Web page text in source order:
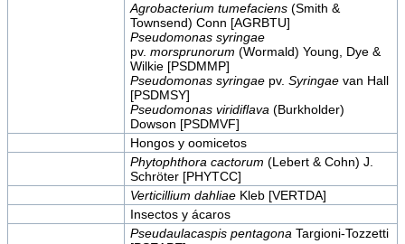
Agrobacterium tumefaciens(Smith &
Townsend) Conn [AGRBTU]
Pseudomonas syringae
pv. morsprunorum (Wormald) Young, Dye &
Wilkie [PSDMMP]
Pseudomonas syringaepv. Syringaevan Hall
[PSDMSY]
Pseudomonas viridiflava (Burkholder)
Dowson [PSDMVF]
Hongos y oomicetos
Phytophthora cactorum (Lebert & Cohn) J.
Schröter [PHYTCC]
Verticillium dahliaeKleb [VERTDA]
Insectos y ácaros
Pseudaulacaspis pentagona Targioni-Tozzetti